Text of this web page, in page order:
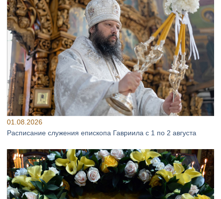
01.08.2026
Расписание служения епископа Гавриила с 1 по 2 августа